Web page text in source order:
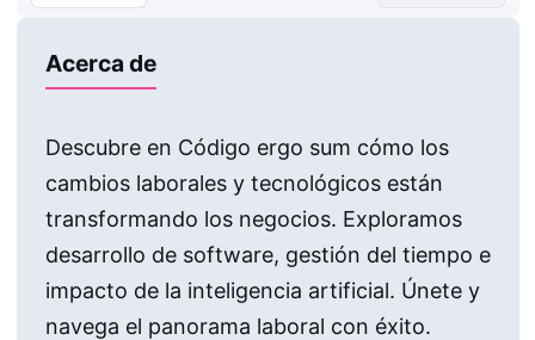
Acerca de
Descubre en Código ergo sum cómo los
cambios laborales y tecnológicos están
transformando los negocios. Exploramos
desarrollo de software, gestión del tiempo e
impacto de la inteligencia artificial. Únete y
navega el panorama laboral con éxito.